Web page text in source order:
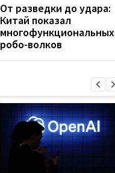
От разведки до удара:
Китай показал
многофункциональных
робо-волков